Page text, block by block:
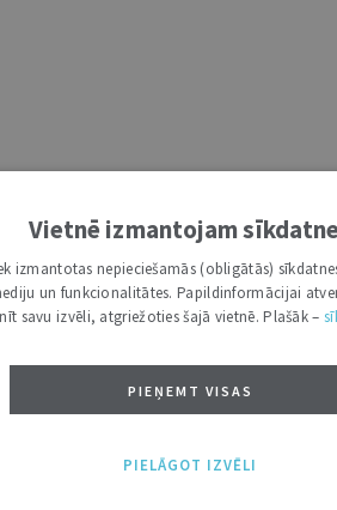
Vietnē izmantojam
izmantotas nepieciešamās (obligātās)
un funkcionalitātes. Papildinformācijai
savu izvēli, atgriežoties šajā vietnē. Plašāk –
PIEŅEMT VISAS
PIELĀGOT IZVĒLI